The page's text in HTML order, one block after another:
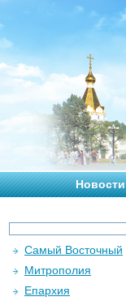
Новости
Самый Восточный
Митрополия
Епархия